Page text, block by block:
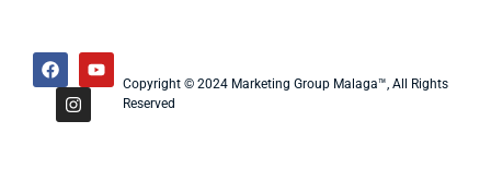
Copyright © 2024 Marketing Group Malaga™, All Rights
Reserved